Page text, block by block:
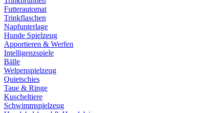
Futterautomat
Trinkflaschen
Napfunterlage
Hunde Spielzeug
Apportieren & Werfen
Intelligenzspiele
Bälle
Welpenspielzeug
Quietschies
Taue & Ringe
Kuscheltiere
Schwimmspielzeug